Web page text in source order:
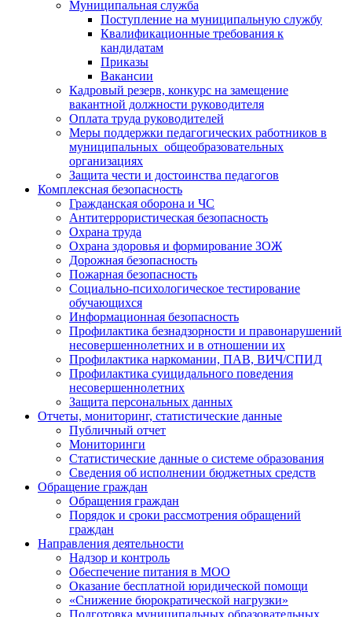
Муниципальная служба
Поступление на муниципальную службу
Квалификационные требования к
кандидатам
Приказы
Вакансии
Кадровый резерв, конкурс на замещение
вакантной должности руководителя
Оплата труда руководителей
Меры поддержки педагогических работников в
муниципальных общеобразовательных
организациях
Защита чести и достоинства педагогов
Комплексная безопасность
Гражданская оборона и ЧС
Антитеррористическая безопасность
Охрана труда
Охрана здоровья и формирование ЗОЖ
Дорожная безопасность
Пожарная безопасность
Социально-психологическое тестирование
обучающихся
Информационная безопасность
Профилактика безнадзорности и правонарушений
несовершеннолетних и в отношении их
Профилактика наркомании, ПАВ, ВИЧ/СПИД
Профилактика суицидального поведения
несовершеннолетних
Защита персональных данных
Отчеты, мониторинг, статистические данные
Публичный отчет
Мониторинги
Статистические данные о системе образования
Сведения об исполнении бюджетных средств
Обращение граждан
Обращения граждан
Порядок и сроки рассмотрения обращений
граждан
Направления деятельности
Надзор и контроль
Обеспечение питания в МОО
Оказание бесплатной юридической помощи
«Снижение бюрократической нагрузки»